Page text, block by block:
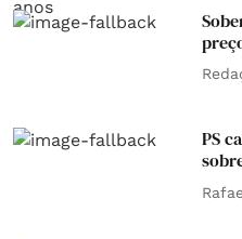
PS